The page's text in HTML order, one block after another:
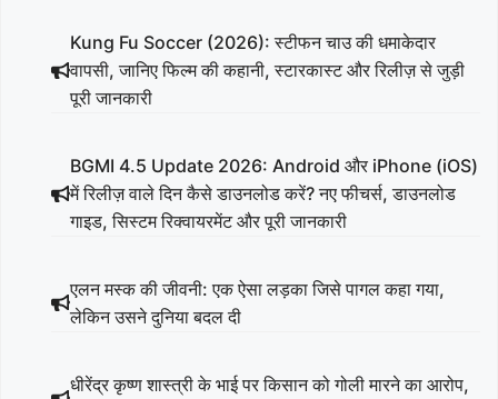
Kung Fu Soccer (2026): स्टीफन चाउ की धमाकेदार
वापसी, जानिए फिल्म की कहानी, स्टारकास्ट और रिलीज़ से जुड़ी
पूरी जानकारी
BGMI 4.5 Update 2026: Android और iPhone (iOS)
में रिलीज़ वाले दिन कैसे डाउनलोड करें? नए फीचर्स, डाउनलोड
गाइड, सिस्टम रिक्वायरमेंट और पूरी जानकारी
एलन मस्क की जीवनी: एक ऐसा लड़का जिसे पागल कहा गया,
लेकिन उसने दुनिया बदल दी
धीरेंद्र कृष्ण शास्त्री के भाई पर किसान को गोली मारने का आरोप,